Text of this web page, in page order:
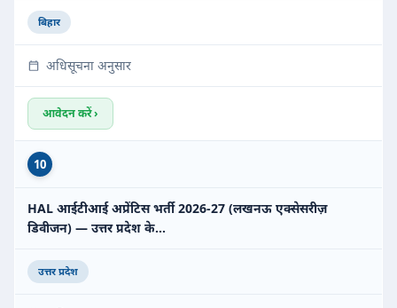
बिहार
अधिसूचना अनुसार
आवेदन करें ›
10
HAL आईटीआई अप्रेंटिस भर्ती 2026-27 (लखनऊ एक्सेसरीज़
डिवीजन) — उत्तर प्रदेश के…
उत्तर प्रदेश